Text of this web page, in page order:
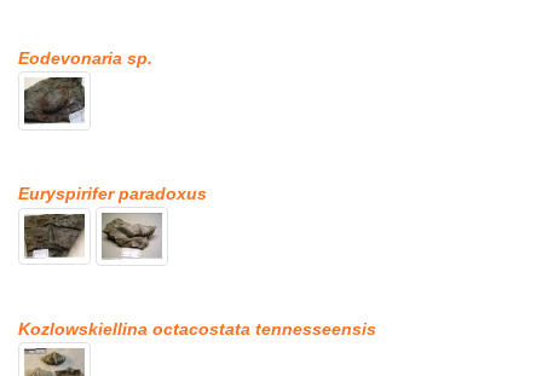
Eodevonaria sp.
Euryspirifer paradoxus
Kozlowskiellina octacostata tennesseensis